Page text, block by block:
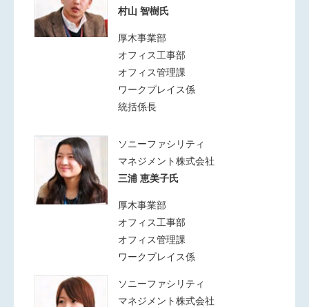
村山 智樹氏
厚木事業部
オフィス工事部
オフィス管理課
ワークプレイス係
統括係長
ソニーファシリティ
マネジメント株式会社
三浦 恵美子氏
厚木事業部
オフィス工事部
オフィス管理課
ワークプレイス係
ソニーファシリティ
マネジメント株式会社